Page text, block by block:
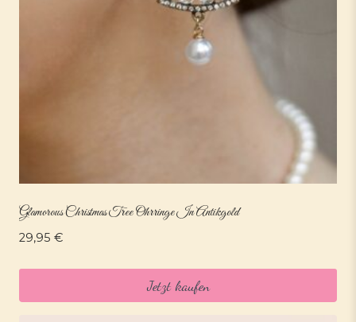
Glamorous Christmas Tree Ohrringe In Antikgold
29,95 €
Jetzt kaufen